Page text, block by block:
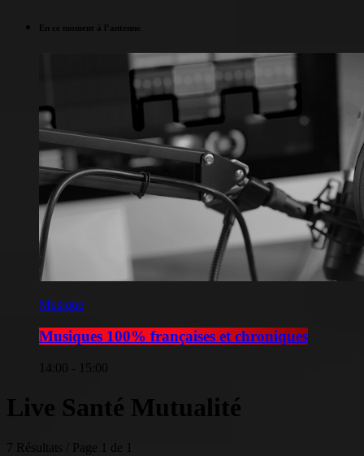
En ce moment à l’antenne
Musique
Musiques 100% françaises et chroniques
14:00 - 15:00
Live Santé Mutualité
7 Résultats / Page 1 de 1